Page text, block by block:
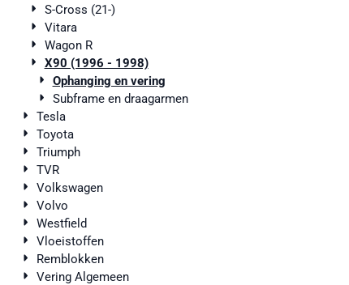
S-Cross (21-)
Vitara
Wagon R
X90 (1996 - 1998)
Ophanging en vering
Subframe en draagarmen
Tesla
Toyota
Triumph
TVR
Volkswagen
Volvo
Westfield
Vloeistoffen
Remblokken
Vering Algemeen